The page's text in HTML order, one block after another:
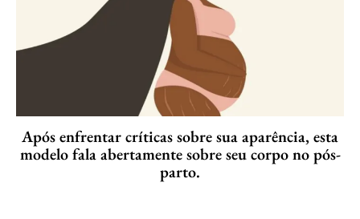
Após enfrentar críticas sobre sua aparência, esta
modelo fala abertamente sobre seu corpo no pós-
parto.